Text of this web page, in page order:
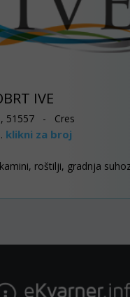
IVE
51557 - Cres
klikni za broj
roštilji, gradnja